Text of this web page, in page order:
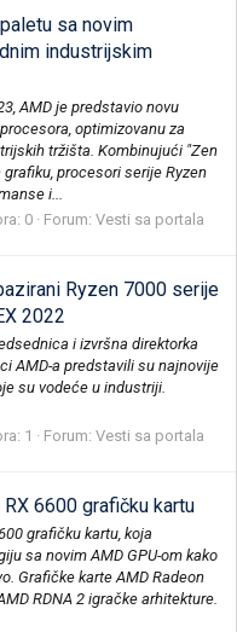
sa novim
industrijskim
AMD je predstavio novu
optimizovanu za
tržišta. Kombinujući "Zen
procesori serije Ryzen
i...
0 Forum: Vesti sa portala
Ryzen 7000 serije
2022
i izvršna direktorka
AMD-a predstavili su najnovije
su vodeće u industriji.
1 Forum: Vesti sa portala
6600 grafičku kartu
grafičku kartu, koja
sa novim AMD GPU-om kako
Grafičke karte AMD Radeon
RDNA 2 igračke arhitekture.